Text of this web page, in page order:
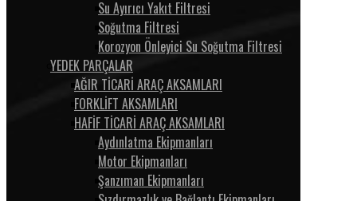
Su Ayırıcı Yakıt Filtresi
Soğutma Filtresi
Korozyon Önleyici Su Soğutma Filtresi
YEDEK PARÇALAR
AĞIR TİCARİ ARAÇ AKSAMLARI
FORKLİFT AKSAMLARI
HAFİF TİCARİ ARAÇ AKSAMLARI
Aydınlatma Ekipmanları
Motor Ekipmanları
Şanzıman Ekipmanları